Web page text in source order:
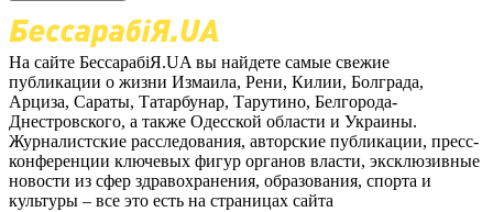
На сайте БессарабіЯ.UA вы найдете самые свежие
публикации о жизни Измаила, Рени, Килии, Болграда,
Арциза, Сараты, Татарбунар, Тарутино, Белгорода-
Днестровского, а также Одесской области и Украины.
Журналистские расследования, авторские публикации, пресс-
конференции ключевых фигур органов власти, эксклюзивные
новости из сфер здравохранения, образования, спорта и
культуры – все это есть на страницах сайта